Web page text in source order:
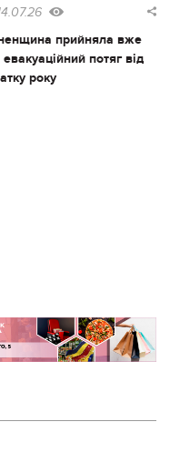
прийняла вже
евакуаційний потяг від
року